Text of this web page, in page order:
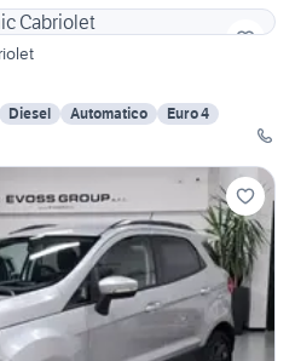
Diesel Automatico
Euro 4